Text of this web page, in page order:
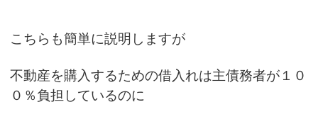
こちらも簡単に説明しますが
不動産を購入するための借入れは主債務者が１０
０％負担しているのに